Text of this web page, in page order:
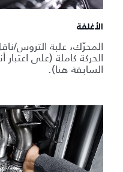
الأغلفة
المحرّك، علبة التروس/
الحركة كاملة (على اعتبار
السابقة هنا).